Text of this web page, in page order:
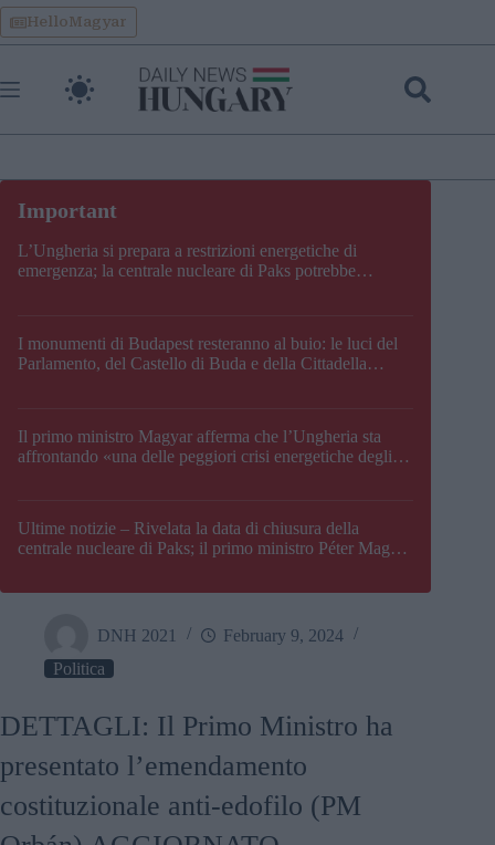
Skip
to
content
HelloMagyar
L’Ungheria si prepara a restrizioni energetiche di
emergenza; la centrale nucleare di Paks potrebbe
I monumenti di Budapest resteranno al buio: le luci del
Parlamento, del Castello di Buda e della Cittadella
Il primo ministro Magyar afferma che l’Ungheria sta
affrontando «una delle peggiori crisi energetiche degli
Ultime notizie – Rivelata la data di chiusura della
centrale nucleare di Paks; il primo ministro Péter Magyar
DNH 2021
February 9, 2024
Politica
DETTAGLI: Il Primo Ministro ha
presentato l’emendamento
costituzionale anti-edofilo (PM